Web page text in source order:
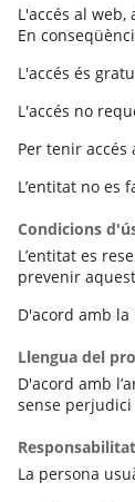
L'accés al
En
L'accés és
L'accés no
Per tenir
L’entitat no es
Condicions
L’entitat es
prevenir
D'acord amb
Llengua del
D'acord amb
sense
La persona